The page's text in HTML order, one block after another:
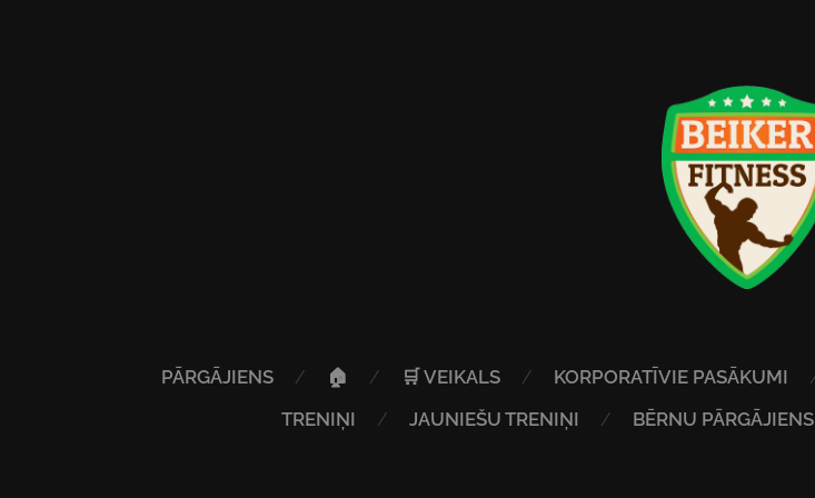
PĀRGĀJIENS 🏠 🛒 VEIKALS KORPORATĪVIE PASĀKUMI
TRENIŅI
JAUNIEŠU TRENIŅI BĒRNU PĀRGĀJIENS